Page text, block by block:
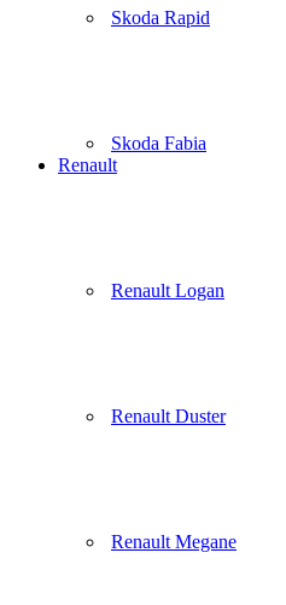
Skoda Rapid
Skoda Fabia
Renault
Renault Logan
Renault Duster
Renault Megane